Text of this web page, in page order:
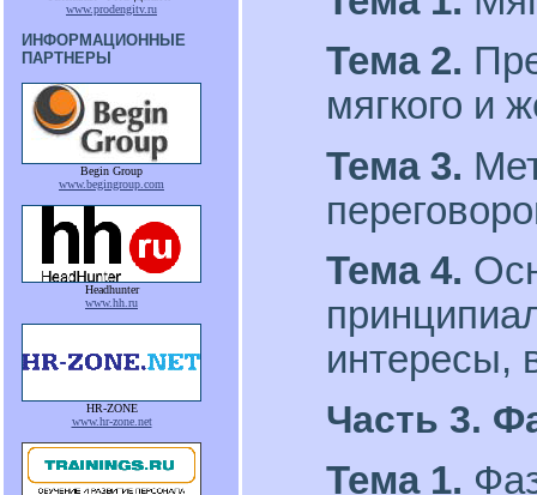
www.prodengitv.ru
ИНФОРМАЦИОННЫЕ
ПАРТНЕРЫ
Begin Group
www.begingroup.com
Headhunter
www.hh.ru
HR-ZONE
www.hr-zone.net
Тема 2.
мягкого и
Тема 3.
Тема 4.
интересы,
Часть 3.
Тема 1.